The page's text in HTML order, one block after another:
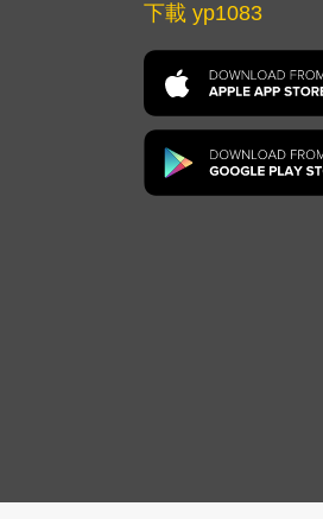
下載 yp1083